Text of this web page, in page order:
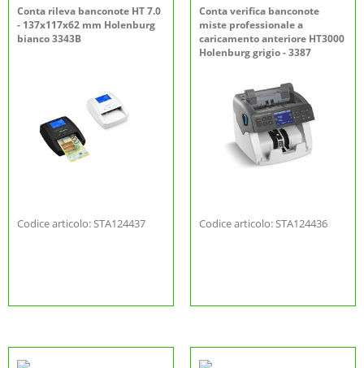
Conta rileva banconote HT 7.0
- 137x117x62 mm Holenburg
bianco 3343B
Codice articolo: STA124437
Conta verifica banconote
miste professionale a
caricamento anteriore HT3000
Holenburg grigio - 3387
Codice articolo: STA124436